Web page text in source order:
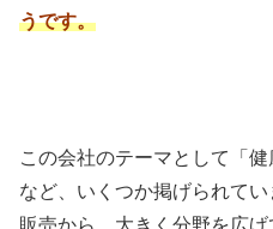
うです。
この会社のテーマとして「
など、いくつか掲げられて
販売から、大きく分野を広げ